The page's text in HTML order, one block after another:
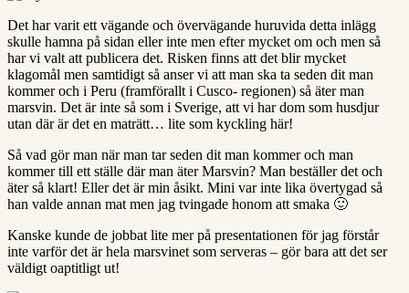
Det har varit ett vägande och övervägande huruvida detta inlägg
skulle hamna på sidan eller inte men efter mycket om och men så
har vi valt att publicera det. Risken finns att det blir mycket
klagomål men samtidigt så anser vi att man ska ta seden dit man
kommer och i Peru (framförallt i Cusco- regionen) så äter man
marsvin. Det är inte så som i Sverige, att vi har dom som husdjur
utan där är det en maträtt… lite som kyckling här!
Så vad gör man när man tar seden dit man kommer och man
kommer till ett ställe där man äter Marsvin? Man beställer det och
äter så klart! Eller det är min åsikt. Mini var inte lika övertygad så
han valde annan mat men jag tvingade honom att smaka 🙂
Kanske kunde de jobbat lite mer på presentationen för jag förstår
inte varför det är hela marsvinet som serveras – gör bara att det ser
väldigt oaptitligt ut!